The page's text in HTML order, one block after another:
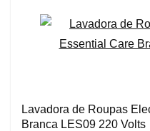
Lavadora de Roupas
Branca LES09 220 Volts